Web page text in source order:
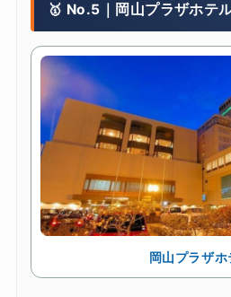
🥇 No.5｜岡山プラザホテ
岡山プラザホ